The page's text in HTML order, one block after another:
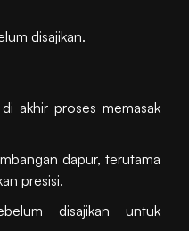
disajikan.
akhir proses memasak
dapur, terutama
presisi.
disajikan untuk